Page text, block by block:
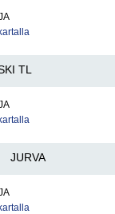
TL
JURVA